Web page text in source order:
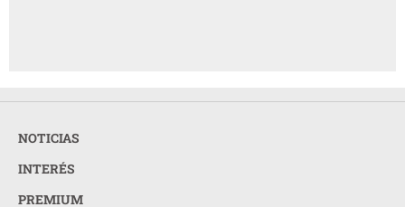
NOTICIAS
INTERÉS
PREMIUM